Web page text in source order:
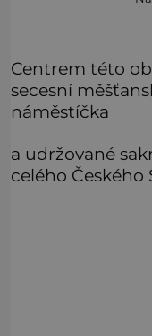
Centrem této
secesní
náměstíčka
a udržované
celého Českého